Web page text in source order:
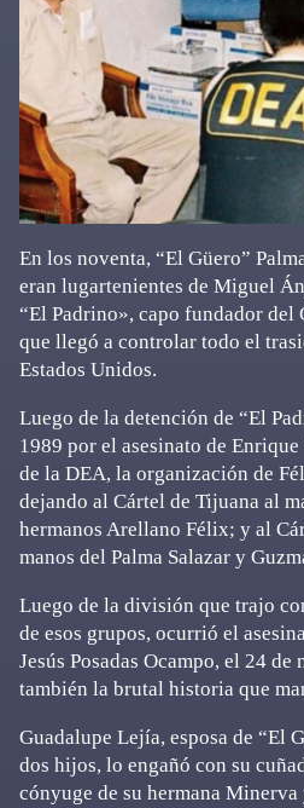
En los noventa, “El Güero”
eran lugartenientes de Miguel
“El Padrino», capo fundador del
que llegó a controlar todo el
Estados Unidos.
Luego de la detención de “El
1989 por el asesinato de
de la DEA, la organización de
dejando al Cártel de Tijuana al
hermanos Arellano Félix; y al
manos del Palma Salazar y
Luego de la división que trajo
de esos grupos, ocurrió el
Jesús Posadas Ocampo, el 24 de
también la brutal historia que
Guadalupe Lejía, esposa de “El
dos hijos, lo engañó con su
cónyuge de su hermana